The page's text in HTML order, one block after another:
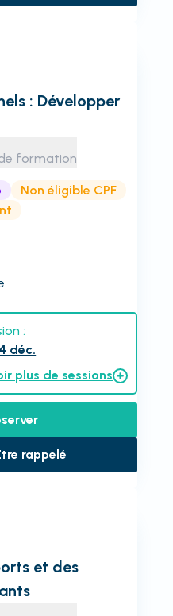
: Développer
formation
Non éligible CPF
:
déc.
plus de sessions
rappelé
et des